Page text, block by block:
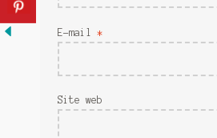
E-mail *
Site web